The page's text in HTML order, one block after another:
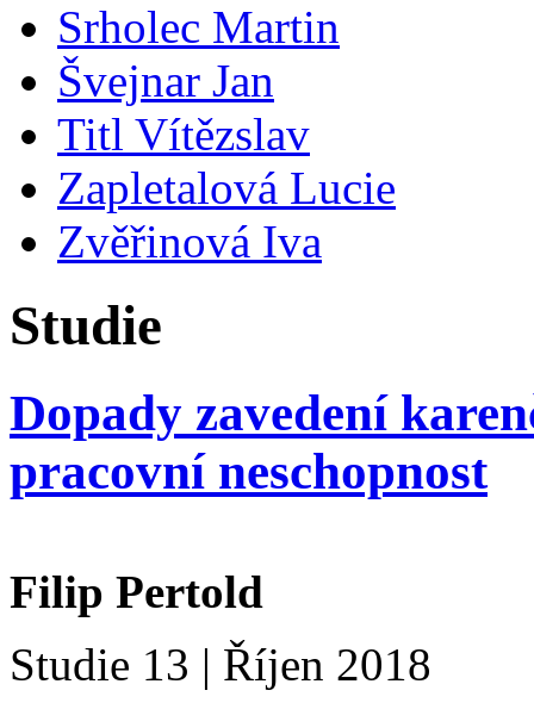
Srholec Martin
Švejnar Jan
Titl Vítězslav
Zapletalová Lucie
Zvěřinová Iva
Studie
Dopady zavedení
pracovní neschopnost
Filip Pertold
Studie 13 | Říjen 2018